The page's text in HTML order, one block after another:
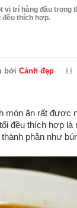
vị trí hàng đầu
đều thích hợp.
bởi Cảnh đẹp
món ăn rất
đều thích hợp là
phần như